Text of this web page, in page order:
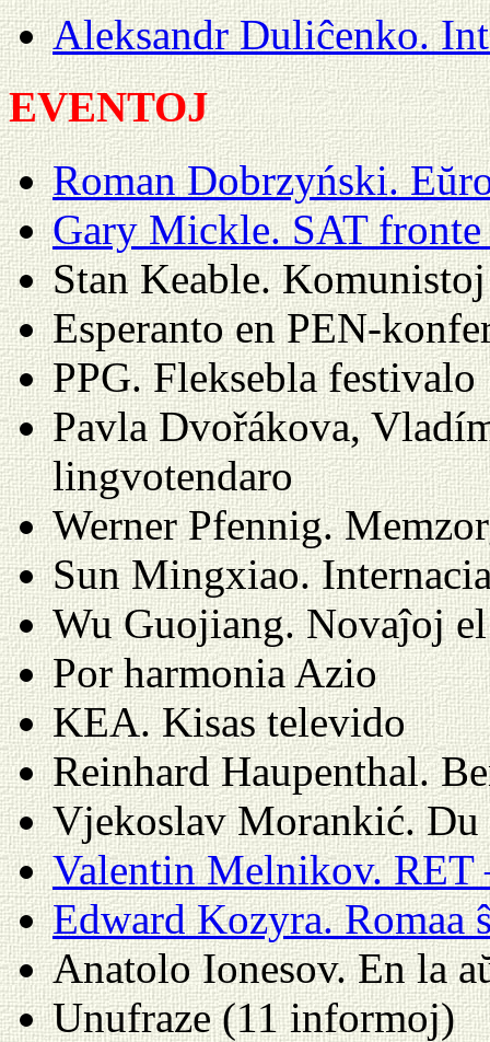
Aleksandr Duliĉenko.
EVENTOJ
Roman Dobrzyński.
Gary Mickle. SAT
Stan Keable.
Esperanto en PEN-
PPG. Fleksebla festivalo
Pavla Dvořákova,
lingvotendaro
Werner Pfennig.
Sun Mingxiao.
Wu Guojiang. Novaĵoj
Por harmonia Azio
KEA. Kisas televido
Reinhard Haupenthal.
Vjekoslav Morankić.
Valentin Melnikov.
Edward Kozyra. Romaa
Anatolo Ionesov. En la
Unufraze (11 informoj)